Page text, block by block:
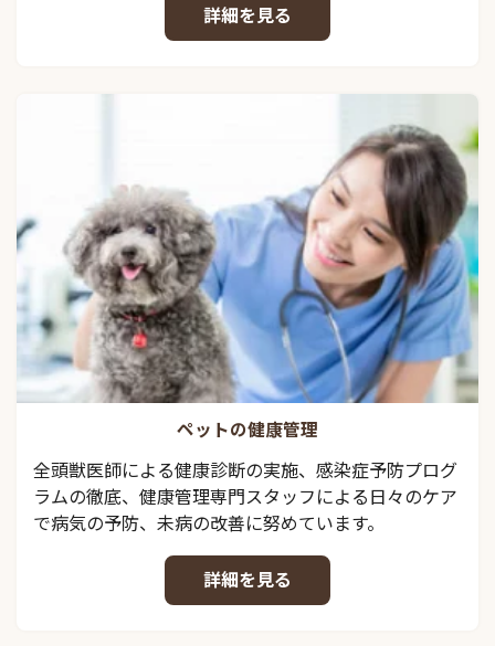
詳細を見る
ペットの健康管理
全頭獣医師による健康診断の実施、感染症予防プログ
ラムの徹底、健康管理専門スタッフによる日々のケア
で病気の予防、未病の改善に努めています。
詳細を見る